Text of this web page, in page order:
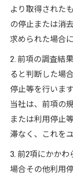
より取得された
の停止または消
求められた場合
2. 前項の調査結
ると判断した場
停止等を行います
当社は、前項の
または利用停止
滞なく、これを
3. 前2項にかか
場合その他利用